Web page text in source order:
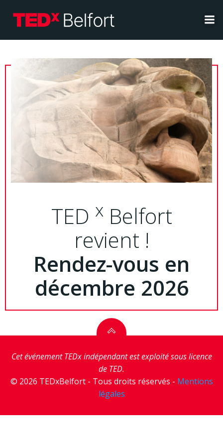
au
contenu
TED xBelfort
revient !
Rendez-vous en
décembre 2026
Cet événement TEDx indépendant est exploité sous licence
de TED.
© 2026 TEDxBelfort - Tous droits réservés - Mentions
légales